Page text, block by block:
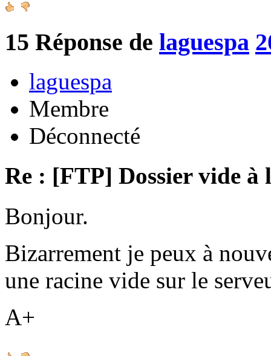
15 Réponse de laguespa
laguespa
Membre
Déconnecté
Re : [FTP] Dossier vide à
Bonjour.
Bizarrement je peux à
une racine vide sur le
A+